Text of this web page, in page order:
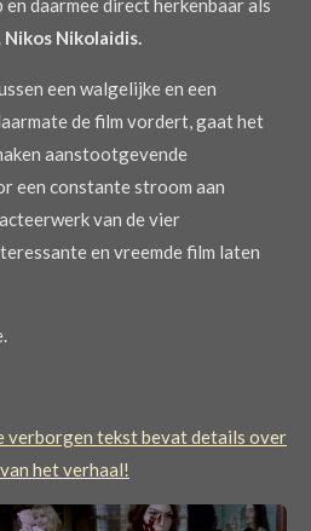
daarmee direct herkenbaar als
Nikos Nikolaidis.
een walgelijke en een
de film vordert, gaat het
aanstootgevende
een constante stroom aan
van de vier
en vreemde film laten
verborgen tekst bevat details over
het verhaal!